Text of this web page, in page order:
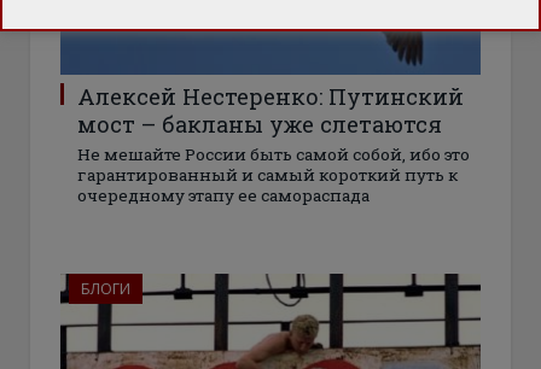
Алексей Нестеренко: Путинский
мост – бакланы уже слетаются
Не мешайте России быть самой собой, ибо это
гарантированный и самый короткий путь к
очередному этапу ее самораспада
БЛОГИ